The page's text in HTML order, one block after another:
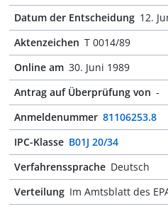
Datum der Entscheidung 12.
Aktenzeichen T 0014/89
Online am 30. Juni 1989
Antrag auf Überprüfung von -
Anmeldenummer 81106253.8
IPC-Klasse B01J 20/34
Verfahrenssprache Deutsch
Verteilung Im Amtsblatt des